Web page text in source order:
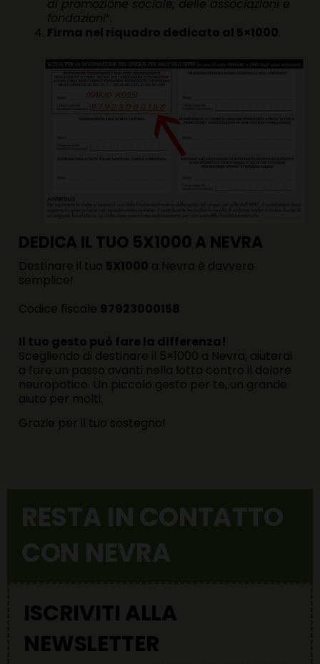
di promozione sociale, delle associazioni e
fondazioni“.
Firma nel riquadro dedicato al 5×1000.
DEDICA IL TUO 5X1000 A NEVRA
Destinare il tuo 5X1000 a Nevra è davvero
semplice!
Codice fiscale 97923000158
Il tuo gesto può fare la differenza!
Scegliendo di destinare il 5×1000 a Nevra, aiuterai
a fare un passo avanti nella lotta contro il dolore
neuropatico. Un piccolo gesto per te, un grande
aiuto per molti.
Grazie per il tuo sostegno!
RESTA IN CONTATTO
CON NEVRA
ISCRIVITI ALLA
NEWSLETTER